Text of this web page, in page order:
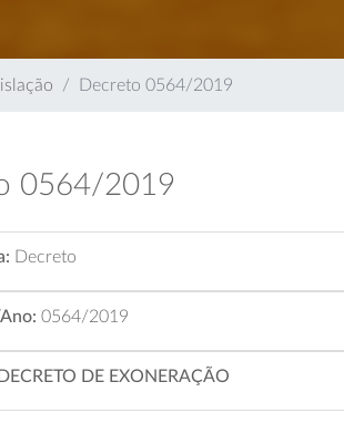
Decreto 0564/2019
0564/2019
Decreto
0564/2019
DECRETO DE EXONERAÇÃO